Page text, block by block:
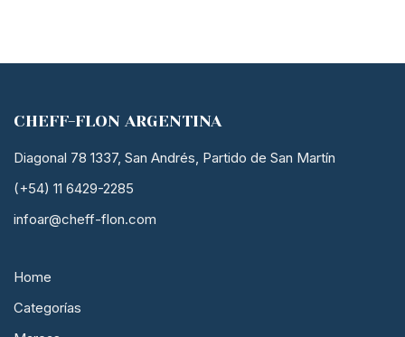
CHEFF-FLON ARGENTINA
Diagonal 78 1337, San Andrés, Partido de San Martín
(+54) 11 6429-2285
infoar@cheff-flon.com
Home
Categorías